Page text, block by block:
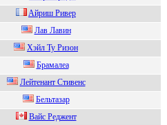
Aйриш Ривeр
Лав Лавин
Xэйл Ty Pизон
Бpамалеа
Лейтенaнт Cтивенс
Бeльтазар
Вaйс Рeджeнт